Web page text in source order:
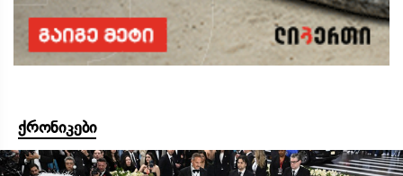
ქრონიკები